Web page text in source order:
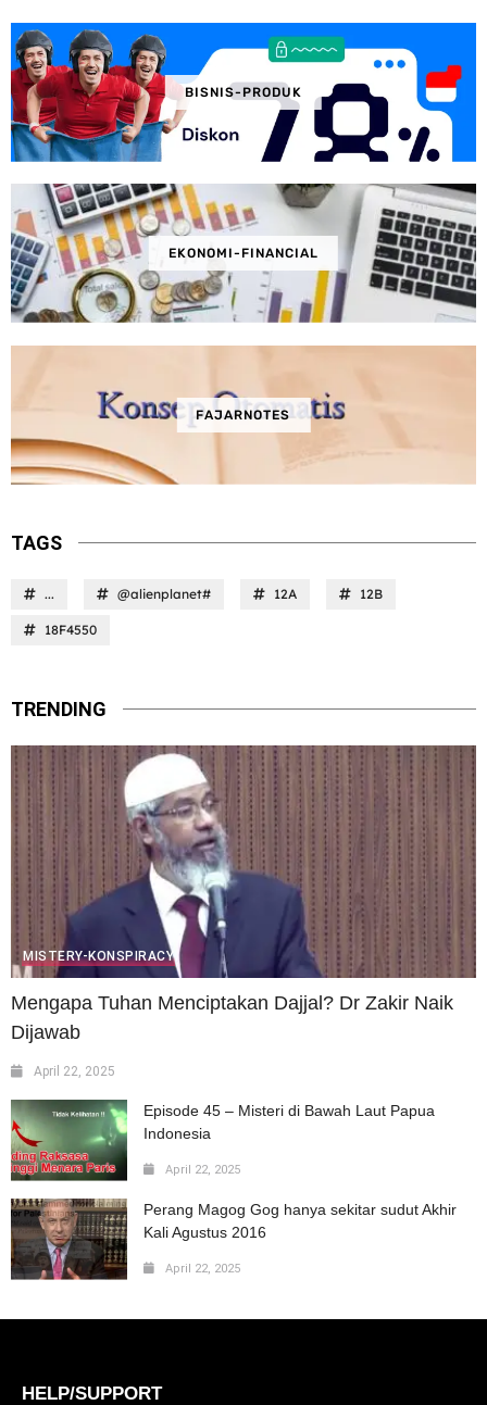
BISNIS-PRODUK
EKONOMI-FINANCIAL
FAJARNOTES
TAGS
... @alienplanet# 12A 12B
18F4550
TRENDING
MISTERY-KONSPIRACY
Mengapa Tuhan Menciptakan Dajjal? Dr Zakir Naik
Dijawab
April 22, 2025
Episode 45 – Misteri di Bawah Laut Papua
Indonesia
April 22, 2025
Perang Magog Gog hanya sekitar sudut Akhir
Kali Agustus 2016
April 22, 2025
HELP/SUPPORT